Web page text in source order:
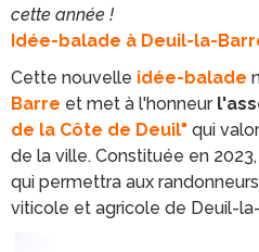
cette année !
Idée-balade à Deuil-la-
Cette nouvelle idée-balade
Barre et met à l'honneur
de la Côte de Deuil" qui
de la ville. Constituée en
qui permettra aux
viticole et agricole de Deuil-